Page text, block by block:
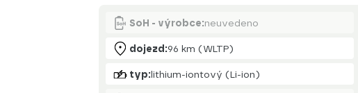
SoH - výrobce:neuvedeno
dojezd:96 km (WLTP)
typ:lithium-iontový (Li-ion)